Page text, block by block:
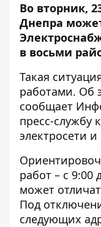
Во вторник,
Днепра
в восьми
Такая
работами. Об
сообщает
пресс-службу
электросети
работ – с 9:00
может
Под
следующих